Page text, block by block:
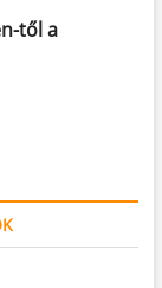
től a